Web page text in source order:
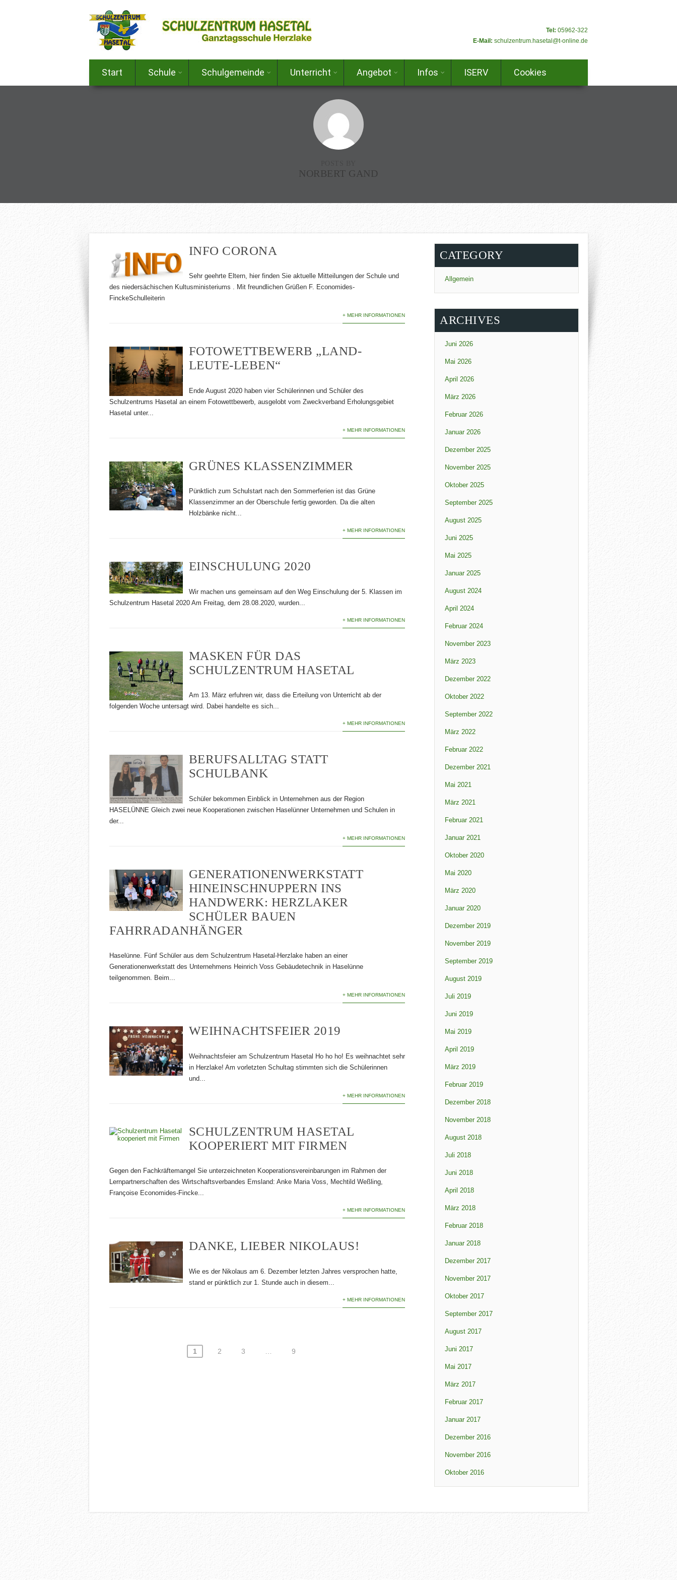
Tel: 05962-322
E-Mail: schulzentrum.hasetal@t-online.de
Start Schule Schulgemeinde Unterricht Angebot Infos ISERV Cookies
NORBERT GAND
INFO CORONA
Sehr geehrte Eltern, hier finden Sie aktuelle Mitteilungen der Schule und
des niedersächischen Kultusministeriums . Mit freundlichen Grüßen F. Economides-
FinckeSchulleiterin
+ MEHR INFORMATIONEN
FOTOWETTBEWERB „LAND-
LEUTE-LEBEN“
Ende August 2020 haben vier Schülerinnen und Schüler des
Schulzentrums Hasetal an einem Fotowettbewerb, ausgelobt vom Zweckverband Erholungsgebiet
Hasetal unter...
+ MEHR INFORMATIONEN
GRÜNES KLASSENZIMMER
Pünktlich zum Schulstart nach den Sommerferien ist das Grüne
Klassenzimmer an der Oberschule fertig geworden. Da die alten
Holzbänke nicht...
+ MEHR INFORMATIONEN
EINSCHULUNG 2020
Wir machen uns gemeinsam auf den Weg Einschulung der 5. Klassen im
Schulzentrum Hasetal 2020 Am Freitag, dem 28.08.2020, wurden...
+ MEHR INFORMATIONEN
MASKEN FÜR DAS
SCHULZENTRUM HASETAL
Am 13. März erfuhren wir, dass die Erteilung von Unterricht ab der
folgenden Woche untersagt wird. Dabei handelte es sich...
+ MEHR INFORMATIONEN
BERUFSALLTAG STATT
SCHULBANK
Schüler bekommen Einblick in Unternehmen aus der Region
HASELÜNNE Gleich zwei neue Kooperationen zwischen Haselünner Unternehmen und Schulen in
der...
+ MEHR INFORMATIONEN
GENERATIONENWERKSTATT
HINEINSCHNUPPERN INS
HANDWERK: HERZLAKER
SCHÜLER BAUEN
FAHRRADANHÄNGER
Haselünne. Fünf Schüler aus dem Schulzentrum Hasetal-Herzlake haben an einer
Generationenwerkstatt des Unternehmens Heinrich Voss Gebäudetechnik in Haselünne
teilgenommen. Beim...
+ MEHR INFORMATIONEN
WEIHNACHTSFEIER 2019
Weihnachtsfeier am Schulzentrum Hasetal Ho ho ho! Es weihnachtet sehr
in Herzlake! Am vorletzten Schultag stimmten sich die Schülerinnen
und...
+ MEHR INFORMATIONEN
SCHULZENTRUM HASETAL
KOOPERIERT MIT FIRMEN
Gegen den Fachkräftemangel Sie unterzeichneten Kooperationsvereinbarungen im Rahmen der
Lernpartnerschaften des Wirtschaftsverbandes Emsland: Anke Maria Voss, Mechtild Weßling,
Françoise Economides-Fincke...
+ MEHR INFORMATIONEN
DANKE, LIEBER NIKOLAUS!
Wie es der Nikolaus am 6. Dezember letzten Jahres versprochen hatte,
stand er pünktlich zur 1. Stunde auch in diesem...
+ MEHR INFORMATIONEN
SEITENNUMMERIERUNG
1 2 3 9
CATEGORY
Allgemein
ARCHIVES
Juni 2026
Mai 2026
April 2026
März 2026
Februar 2026
Januar 2026
Dezember 2025
November 2025
Oktober 2025
September 2025
August 2025
Juni 2025
Mai 2025
Januar 2025
August 2024
April 2024
Februar 2024
November 2023
März 2023
Dezember 2022
Oktober 2022
September 2022
März 2022
Februar 2022
Dezember 2021
Mai 2021
März 2021
Februar 2021
Januar 2021
Oktober 2020
Mai 2020
März 2020
Januar 2020
Dezember 2019
November 2019
September 2019
August 2019
Juli 2019
Juni 2019
Mai 2019
April 2019
März 2019
Februar 2019
Dezember 2018
November 2018
August 2018
Juli 2018
Juni 2018
April 2018
März 2018
Februar 2018
Januar 2018
Dezember 2017
November 2017
Oktober 2017
September 2017
August 2017
Juni 2017
Mai 2017
März 2017
Februar 2017
Januar 2017
Dezember 2016
November 2016
Oktober 2016